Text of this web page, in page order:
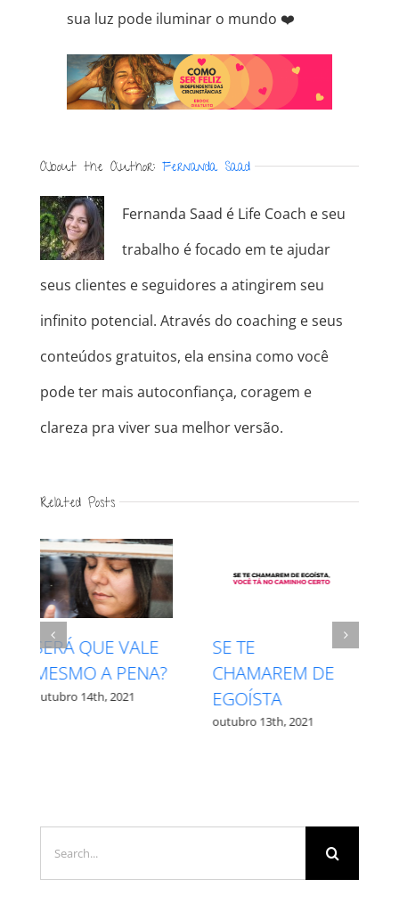
sua luz pode iluminar o mundo ❤️
About the Author: Fernanda Saad
Fernanda Saad é Life Coach e seu
trabalho é focado em te ajudar
seus clientes e seguidores a atingirem seu
infinito potencial. Através do coaching e seus
conteúdos gratuitos, ela ensina como você
pode ter mais autoconfiança, coragem e
clareza pra viver sua melhor versão.
Related Posts
INTUIÇÃO X
MEDO – QUAL É
QUAL?
RESPEITE SEU
PROCESSO
outubro 27th, 2021
for: